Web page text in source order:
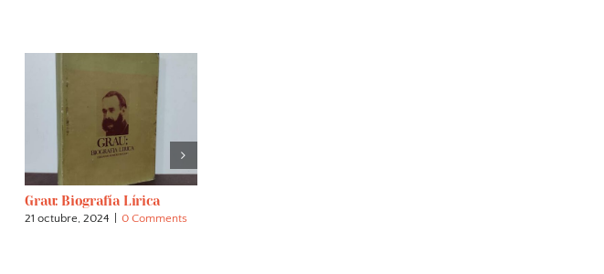
Grau: Biografía Lírica
21 octubre, 2024 0 Comments